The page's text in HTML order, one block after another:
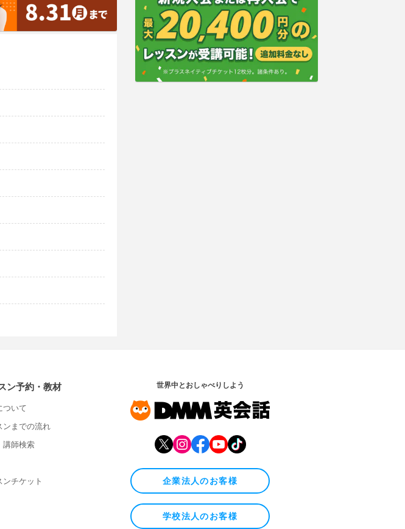
ン予約・教材
ついて
ンまでの流れ
講師検索
ンチケット
世界中とおしゃべりしよう
企業法人のお客様
学校法人のお客様